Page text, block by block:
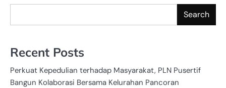
Search
Recent Posts
Perkuat Kepedulian terhadap Masyarakat, PLN Pusertif
Bangun Kolaborasi Bersama Kelurahan Pancoran